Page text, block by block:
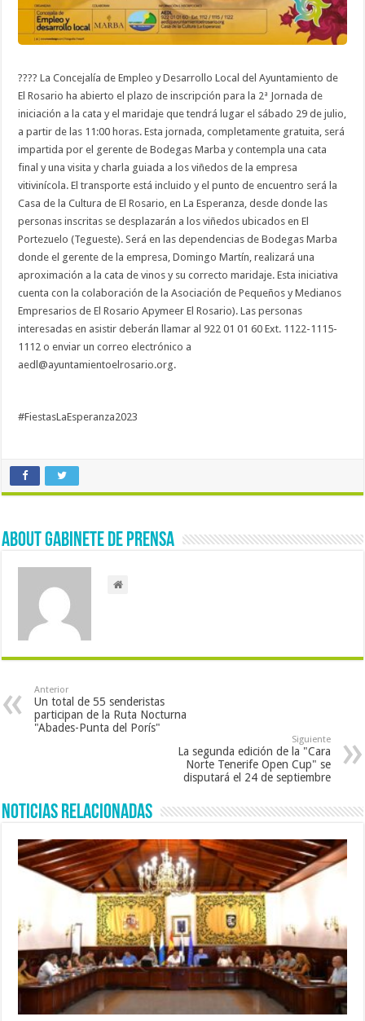
???? La Concejalía de Empleo y Desarrollo Local del Ayuntamiento de
El Rosario ha abierto el plazo de inscripción para la 2ª Jornada de
iniciación a la cata y el maridaje que tendrá lugar el sábado 29 de julio,
a partir de las 11:00 horas. Esta jornada, completamente gratuita, será
impartida por el gerente deBodegas Marba y contempla una cata
final y una visita y charla guiada a los viñedos de la empresa
vitivinícola. El transporte está incluido y el punto de encuentro será la
Casa de la Cultura de El Rosario, en La Esperanza, desde donde las
personas inscritas se desplazarán a los viñedos ubicados en El
Portezuelo (Tegueste). Será en las dependencias de Bodegas Marba
donde el gerente de la empresa, Domingo Martín, realizará una
aproximación a la cata de vinos y su correcto maridaje. Esta iniciativa
cuenta con la colaboración de la Asociación de Pequeños y Medianos
Empresarios de El RosarioApymeer El Rosario). Las personas
interesadas en asistir deberán llamar al 922 01 01 60 Ext. 1122-1115-
1112 o enviar un correo electrónico a
aedl@ayuntamientoelrosario.org.
#FiestasLaEsperanza2023
About Gabinete de Prensa
Anterior
Un total de 55 senderistas
participan de la Ruta Nocturna
"Abades-Punta del Porís"
Siguiente
La segunda edición de la "Cara
Norte Tenerife Open Cup" se
disputará el 24 de septiembre
Noticias Relacionadas